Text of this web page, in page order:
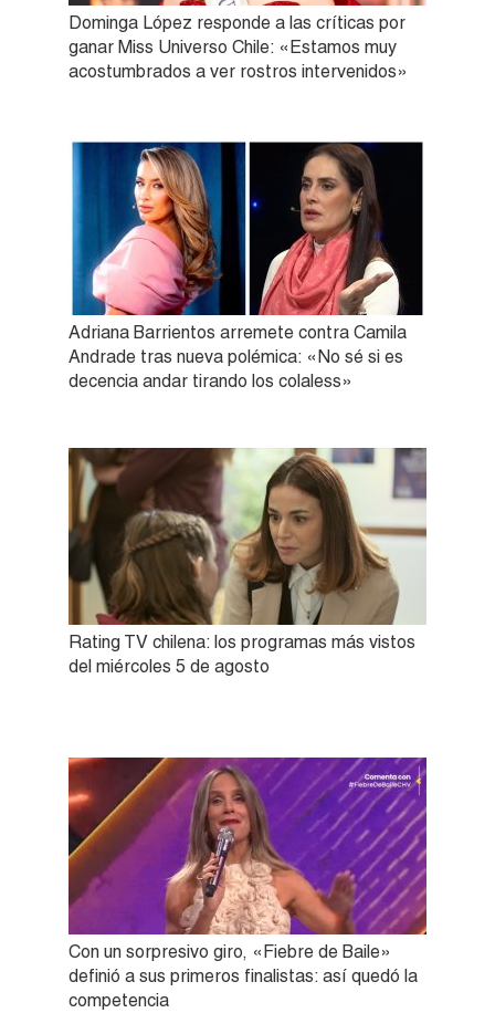
Dominga López responde a las críticas por
ganar Miss Universo Chile: «Estamos muy
acostumbrados a ver rostros intervenidos»
Adriana Barrientos arremete contra Camila
Andrade tras nueva polémica: «No sé si es
decencia andar tirando los colaless»
Rating TV chilena: los programas más vistos
del miércoles 5 de agosto
Con un sorpresivo giro, «Fiebre de Baile»
definió a sus primeros finalistas: así quedó la
competencia